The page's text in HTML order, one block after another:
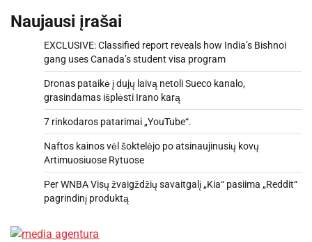
Naujausi įrašai
EXCLUSIVE: Classified report reveals how India’s Bishnoi
gang uses Canada’s student visa program
Dronas pataikė į dujų laivą netoli Sueco kanalo,
grasindamas išplėsti Irano karą
7 rinkodaros patarimai „YouTube“.
Naftos kainos vėl šoktelėjo po atsinaujinusių kovų
Artimuosiuose Rytuose
Per WNBA Visų žvaigždžių savaitgalį „Kia“ pasiima „Reddit“
pagrindinį produktą